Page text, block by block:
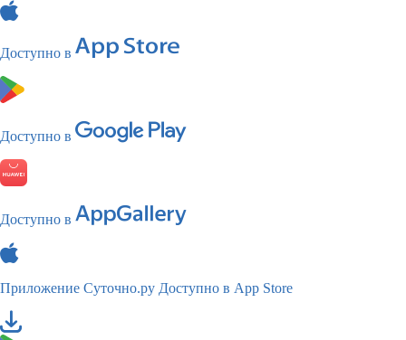
Доступно в
Доступно в
Доступно в
Приложение Суточно.ру Доступно в App Store